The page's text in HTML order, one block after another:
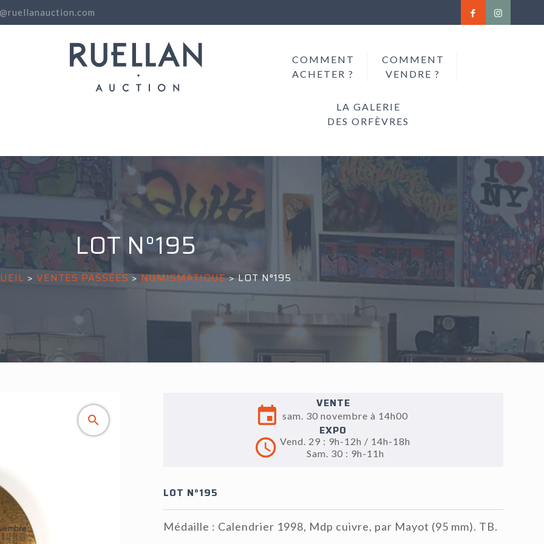
COMMENT
ACHETER ?
COMMENT
VENDRE ?
LA GALERIE
DES ORFÈVRES
LOT N°195
> VENTES PASSÉES>NUMISMATIQUE>LOT N°195
VENTE
sam. 30 novembre à 14h00
EXPO
Vend. 29 : 9h-12h / 14h-18h
Sam. 30 : 9h-11h
LOT N°195
Médaille : Calendrier 1998, Mdp cuivre, par Mayot (95 mm). TB.